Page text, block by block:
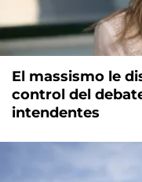
El massismo le
control del
intendentes